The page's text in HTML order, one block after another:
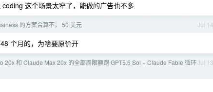
这个场景太窄了，能做的广告也不多
Jul 14
的方案合算不， 50 美元
个月的，为啥要原价开
Jul 13
20x 和 Claude Max 20x 的全部周限额跑 GPT5.6 Sol + Claude Fable 循环